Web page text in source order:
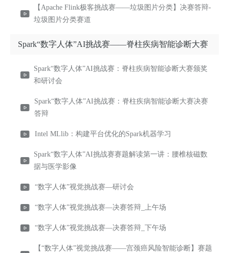
【Apache Flink极客挑战赛——垃圾图片分类】决赛答辩-
垃圾图片分类赛道
Spark“数字人体”AI挑战赛——脊柱疾病智能诊断大赛
Spark“数字人体”AI挑战赛：脊柱疾病智能诊断大赛颁奖
和研讨会
Spark“数字人体”AI挑战赛：脊柱疾病智能诊断大赛决赛
答辩
Intel MLlib：构建平台优化的Spark机器学习
Spark“数字人体”AI挑战赛赛题解读第一讲：腰椎核磁数
据与医学影像
“数字人体”视觉挑战赛—研讨会
“数字人体”视觉挑战赛—决赛答辩_上午场
“数字人体”视觉挑战赛—决赛答辩_下午场
【“数字人体”视觉挑战赛——宫颈癌风险智能诊断】赛题